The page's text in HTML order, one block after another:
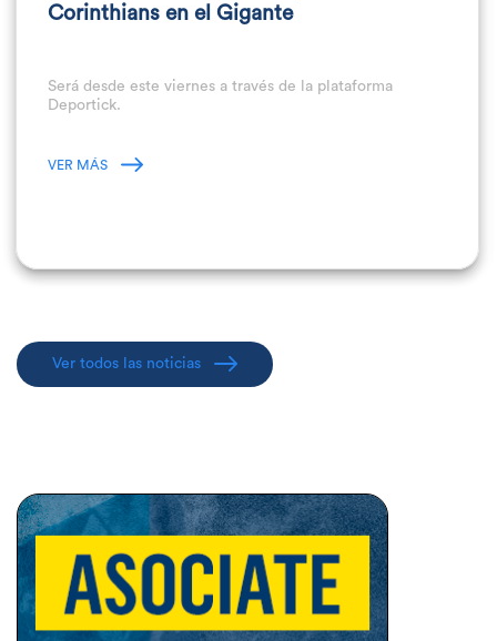
Corinthians en el Gigante
Será desde este viernes a través de la plataforma
Deportick.
VER MÁS
Ver todos las noticias